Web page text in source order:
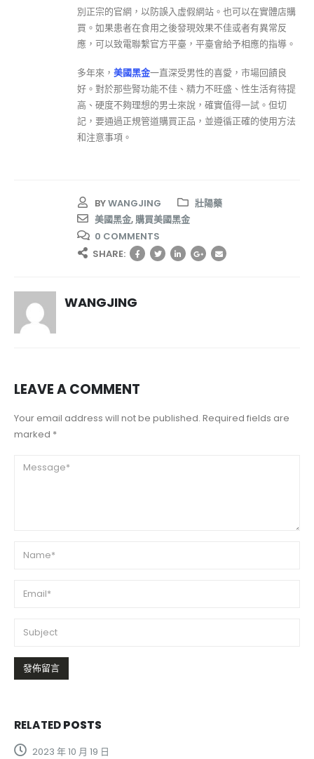
別正宗的官網，以防誤入虛假網站。也可以在實體店購
買。如果患者在食用之後發現效果不佳或者有異常反
應，可以致電聯繫官方平臺，平臺會給予相應的指導。
多年來， 美國黑金一直深受男性的喜愛，市場回饋良
好。對於那些腎功能不佳、精力不旺盛、性生活有待提
高、硬度不夠理想的男士來說，確實值得一試。但切
記，要通過正規管道購買正品，並遵循正確的使用方法
和注意事項。
BYWANGJING
壯陽藥
美國黑金,購買美國黑金
0 COMMENTS
SHARE:
WANGJING
LEAVE A COMMENT
Your email address will not be published. Required fields are
marked *
RELATEDPOSTS